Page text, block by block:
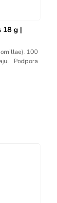
18 g |
100
Podpora